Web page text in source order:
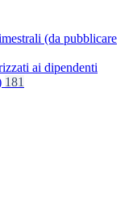
(da pubblicare
ai dipendenti
181